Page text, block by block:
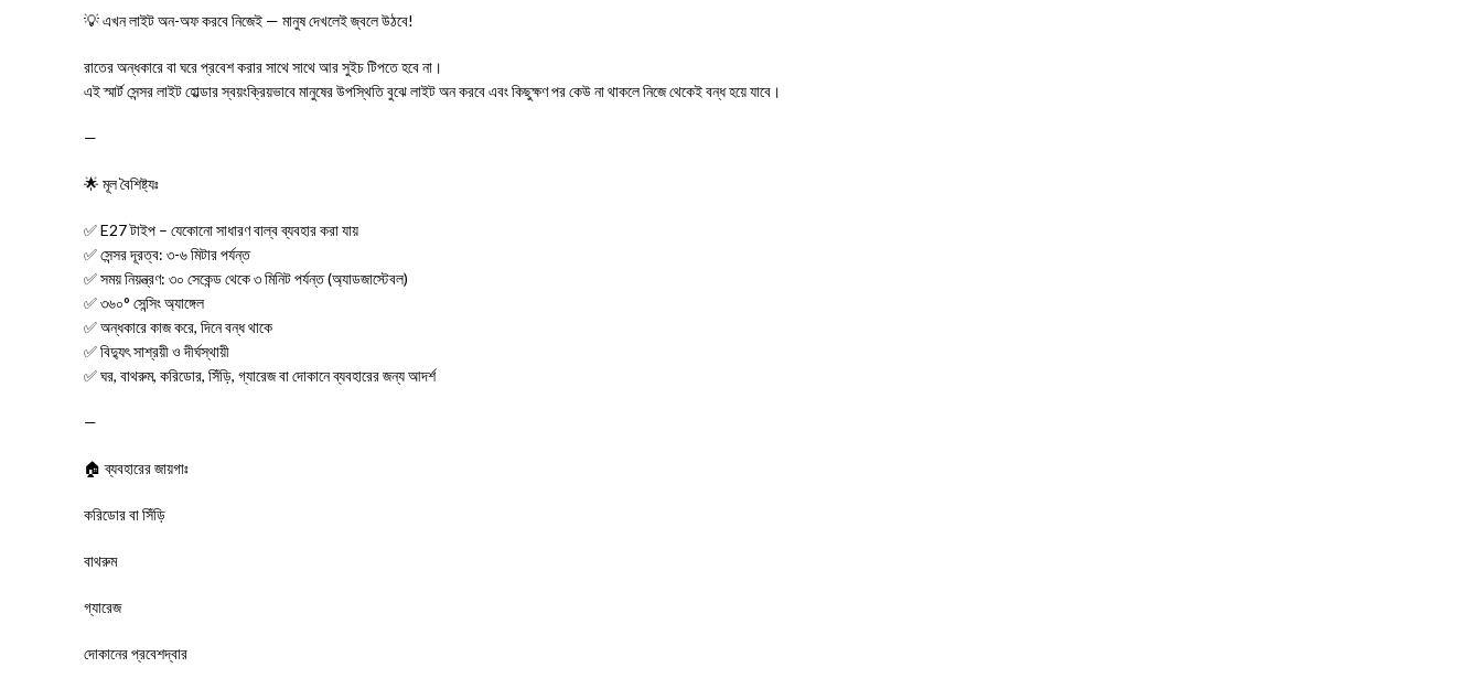
💡 এখন লাইট অন-অফ করবে নিজেই — মানুষ দেখলেই জ্বলে উঠবে!
রাতের অন্ধকারে বা ঘরে প্রবেশ করার সাথে সাথে আর সুইচ টিপতে হবে না।
এই স্মার্ট সেন্সর লাইট হোল্ডার স্বয়ংক্রিয়ভাবে মানুষের উপস্থিতি বুঝে লাইট অন করবে এবং কিছুক্ষণ পর কেউ না থাকলে নিজে থেকেই বন্ধ হয়ে যাবে।
—
🌟 মূল বৈশিষ্ট্যঃ
✅ E27 টাইপ – যেকোনো সাধারণ বাল্ব ব্যবহার করা যায়
✅ সেন্সর দূরত্ব: ৩-৬ মিটার পর্যন্ত
✅ সময় নিয়ন্ত্রণ: ৩০ সেকেন্ড থেকে ৩ মিনিট পর্যন্ত (অ্যাডজাস্টেবল)
✅ ৩৬০° সেন্সিং অ্যাঙ্গেল
✅ অন্ধকারে কাজ করে, দিনে বন্ধ থাকে
✅ বিদ্যুৎ সাশ্রয়ী ও দীর্ঘস্থায়ী
✅ ঘর, বাথরুম, করিডোর, সিঁড়ি, গ্যারেজ বা দোকানে ব্যবহারের জন্য আদর্শ
—
🏠 ব্যবহারের জায়গাঃ
করিডোর বা সিঁড়ি
বাথরুম
গ্যারেজ
দোকানের প্রবেশদ্বার